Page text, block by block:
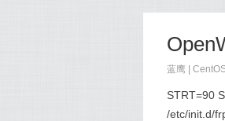
蓝鹰 |
STRT=90
/etc/init.d/